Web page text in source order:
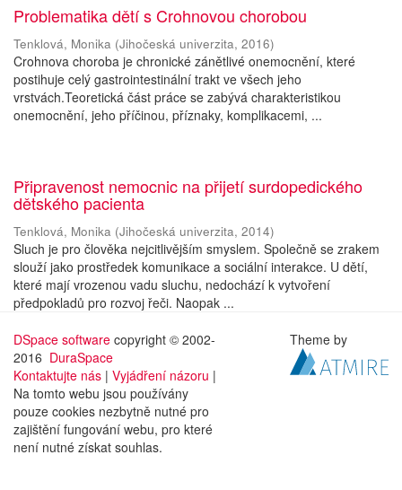
Problematika dětí s Crohnovou chorobou
Tenklová, Monika (Jihočeská univerzita, 2016)
Crohnova choroba je chronické zánětlivé onemocnění, které
postihuje celý gastrointestinální trakt ve všech jeho
vrstvách.Teoretická část práce se zabývá charakteristikou
onemocnění, jeho příčinou, příznaky, komplikacemi, ...
Připravenost nemocnic na přijetí surdopedického
dětského pacienta
Tenklová, Monika (Jihočeská univerzita, 2014)
Sluch je pro člověka nejcitlivějším smyslem. Společně se zrakem
slouží jako prostředek komunikace a sociální interakce. U dětí,
které mají vrozenou vadu sluchu, nedochází k vytvoření
předpokladů pro rozvoj řeči. Naopak ...
DSpace software copyright © 2002-
2016 DuraSpace
Kontaktujte nás | Vyjádření názoru |
Na tomto webu jsou používány
pouze cookies nezbytně nutné pro
zajištění fungování webu, pro které
není nutné získat souhlas.
Theme by